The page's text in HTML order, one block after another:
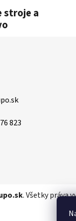
stroje a
823
. Všetky práva